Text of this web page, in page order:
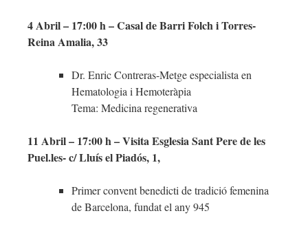
4 Abril – 17:00 h – Casal de Barri Folch i Torres-
Reina Amalia, 33
Dr. Enric Contreras-Metge especialista en
Hematologia i Hemoteràpia
Tema: Medicina regenerativa
11 Abril – 17:00 h – Visita Esglesia Sant Pere de les
Puel.les- c/ Lluís el Piadós, 1,
Primer convent benedicti de tradició femenina
de Barcelona, fundat el any 945